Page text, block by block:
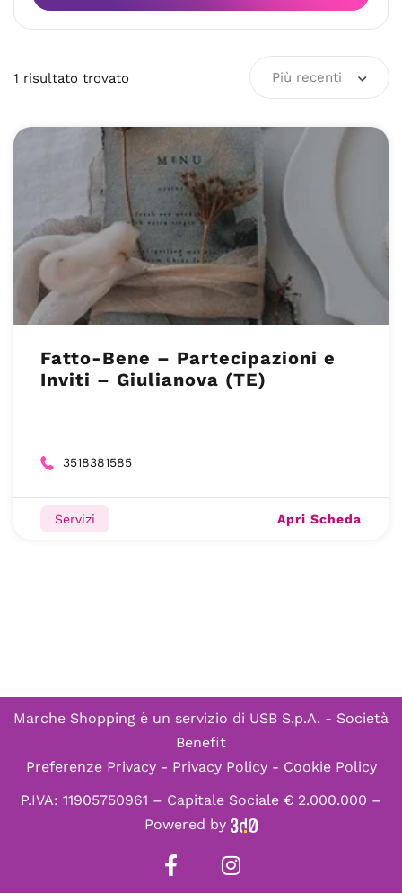
1 risultato trovato Più recenti
Fatto-Bene – Partecipazioni e
Inviti – Giulianova (TE)
3518381585
Servizi Apri Scheda
Marche Shopping è un servizio di USB S.p.A. - Società
Benefit
Preferenze Privacy- Privacy Policy- Cookie Policy
P.IVA: 11905750961 – Capitale Sociale € 2.000.000 –
Powered by